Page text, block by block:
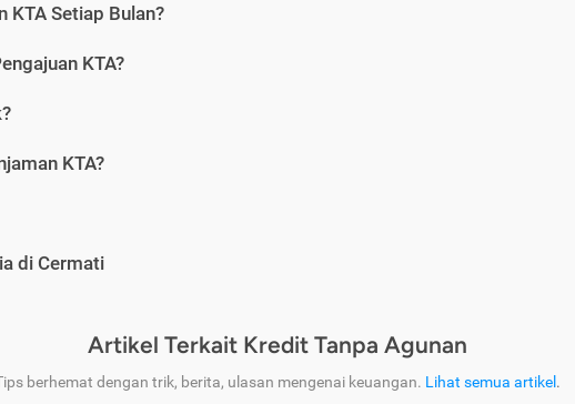
KTA Setiap Bulan?
KTA?
KTA?
di Cermati
Artikel Terkait Kredit Tanpa Agunan
berhemat dengan trik, berita, ulasan mengenai keuangan. Lihat semua artikel .